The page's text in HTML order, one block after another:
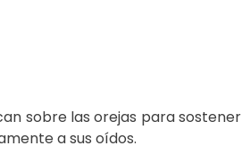
sobre las orejas para sostener
a sus oídos.